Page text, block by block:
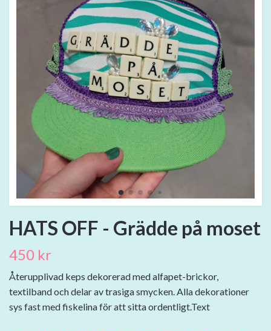
HATS OFF - Grädde på moset
450 kr
Återupplivad keps dekorerad med alfapet-brickor,
textilband och delar av trasiga smycken. Alla dekorationer
sys fast med fiskelina för att sitta ordentligt.Text